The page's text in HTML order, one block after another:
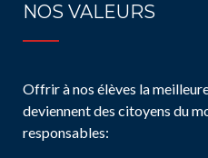
NOS VALEURS
Offrir à nos élèves la
deviennent des citoyens du
responsables: